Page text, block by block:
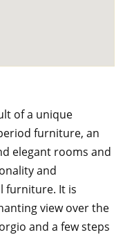
of a unique
furniture, an
elegant rooms and
and
furniture. It is
view over the
and a few steps